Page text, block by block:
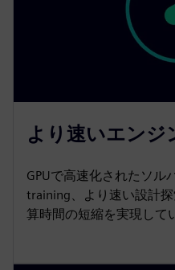
より速いエンジ
GPUで高速化されたソル
training、より速い設計
算時間の短縮を実現して